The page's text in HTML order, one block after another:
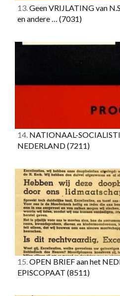
13.Geen VRIJLATING van
en andere … (7031)
14. NATIONAAL-
NEDERLAND(7211)
15.OPEN BRIEF aan het
EPISCOPAAT (8511)